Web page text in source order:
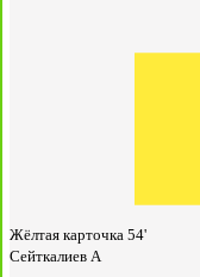
Жёлтая карточка 54'
Сейткалиев А